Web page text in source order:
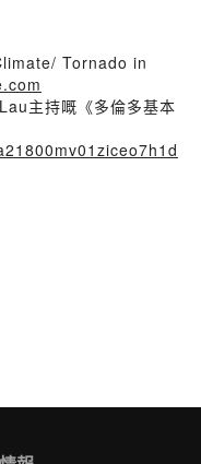
Tornado in
主持嘅《多倫多基本